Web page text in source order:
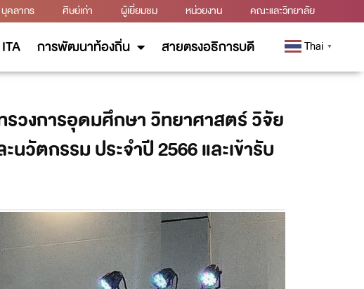
บุคลากร ศิษย์เก่า ผู้เยี่ยมชม หน่วยงาน คณะและวิทยาลัย
ITA การพัฒนาท้องถิ่น สายตรงอธิการบดี Thai ▼
รวงการอุดมศึกษา วิทยาศาสตร์ วิจัย
ตกรรม ประจำปี 2566 และเข้ารับ